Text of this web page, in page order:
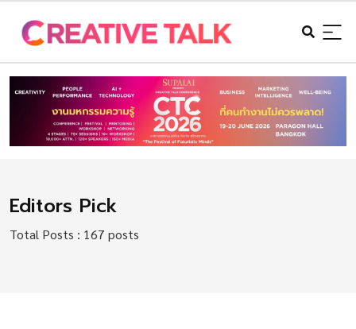
Editors Pick
Total Posts : 167 posts